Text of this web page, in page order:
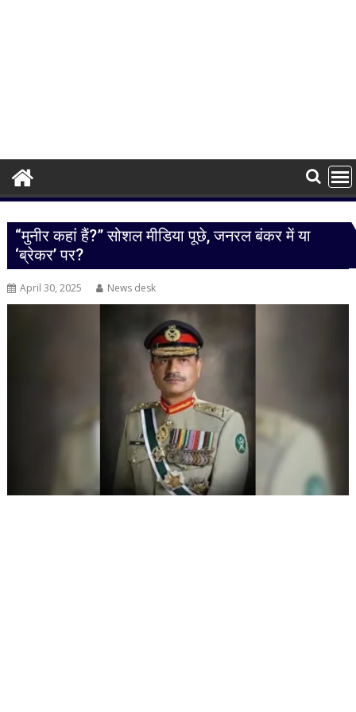
“मुनीर कहां हैं?” सोशल मीडिया पूछे, जनरल बंकर में या
‘ब्रेकर’ पर?
April 30, 2025 News desk